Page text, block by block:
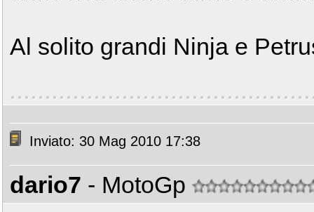
Al solito grandi Ninja e
Inviato: 30 Mag 2010 17:38
dario7 - MotoGp